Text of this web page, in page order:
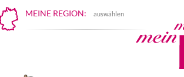
MEINE REGION: auswählen